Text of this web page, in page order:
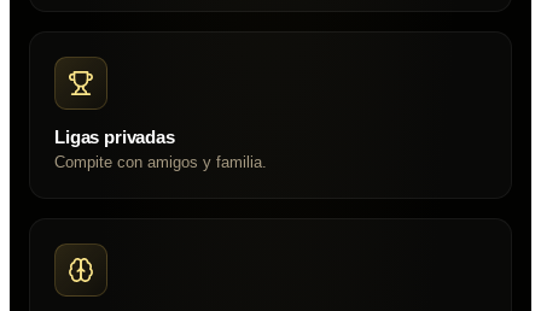
Ligas privadas
Compite con amigos y familia.